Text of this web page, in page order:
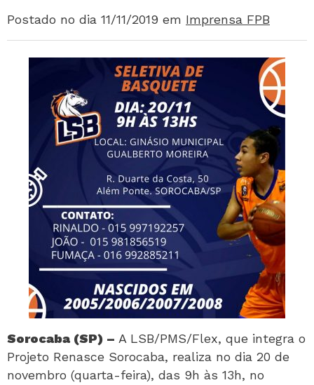
Postado no dia 11/11/2019 em Imprensa FPB
Sorocaba (SP) – A LSB/PMS/Flex, que integra o
Projeto Renasce Sorocaba, realiza no dia 20 de
novembro (quarta-feira), das 9h às 13h, no